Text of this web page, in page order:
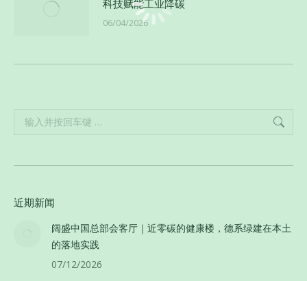
科技赋能工业降碳
06/04/2026
Search:
近期新闻
阔盛中国总部会客厅｜近零碳的健康楼，德系绿建在本土
的落地实践
07/12/2026